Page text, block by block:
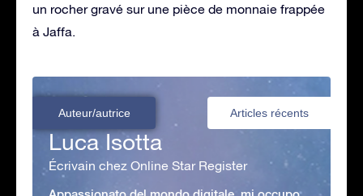
un rocher gravé sur une pièce de monnaie frappée
à Jaffa.
Auteur/autrice Articles récents
Luca Isotta
Écrivain chez Online Star Register